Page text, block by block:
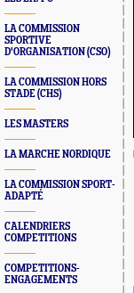
LA COMMISSION
SPORTIVE
D'ORGANISATION (CSO)
LA COMMISSION HORS
STADE (CHS)
LES MASTERS
LA MARCHE NORDIQUE
LA COMMISSION SPORT-
ADAPTÉ
CALENDRIERS
COMPETITIONS
COMPETITIONS-
ENGAGEMENTS